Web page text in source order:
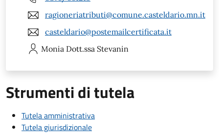
ragioneriatributi@comune.casteldario.mn.it
casteldario@postemailcertificata.it
Monia Dott.ssa Stevanin
Strumenti di tutela
Tutela amministrativa
Tutela giurisdizionale